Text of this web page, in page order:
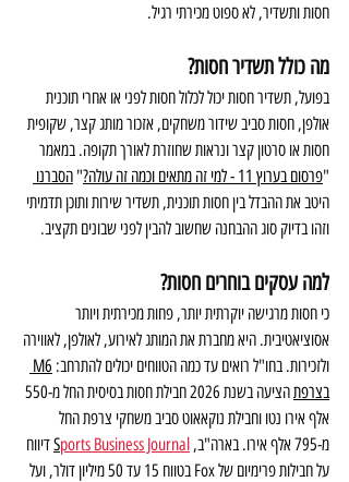
חסות ותשדיר, לא ספוט מכירתי רגיל.
מה כולל תשדיר חסות?
בפועל, תשדיר חסות יכול לכלול חסות לפני או אחרי תוכנית
אולפן, חסות סביב שידור משחקים, אזכור מותג קצר, שקופית
חסות או סרטון קצר ונראות שחוזרת לאורך תקופה. במאמר
"פרסום בערוץ 11 - למי זה מתאים וכמה זה עולה? " הסברנו
היטב את ההבדל בין חסות תוכנית, תשדיר שירות ותוכן תדמיתי
וזהו בדיוק סוג ההבחנה שחשוב להבין לפני שבונים תקציב.
למה עסקים בוחרים חסות?
כי חסות מרגישה יוקרתית יותר, פחות מכירתית ויותר
אסוציאטיבית. היא מחברת את המותג לאירוע, לאולפן, לאווירה
ולזכירות. בחו"ל רואים עד כמה הטווחים יכולים להתרחב:
בצרפת
אלף אירו נטו וחבילת נוקאאוט סביב משחקי צרפת החל
מ-795 אלף אירו. בארה"ב,
Sports Business Journal דיווח
על חבילות פרימיום של Fox בטווח 15 עד 50 מיליון דולר, ועל